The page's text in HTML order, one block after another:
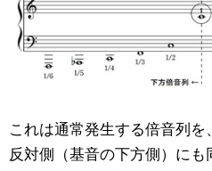
これは通常発生する倍音列
反対側（基音の下方側）に